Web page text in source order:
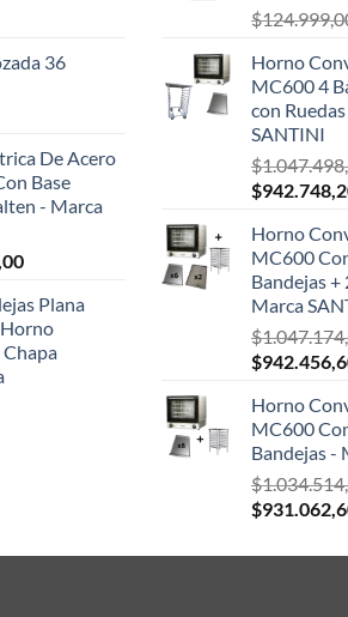
36
De Acero
Base
- Marca
Plana
$
Horno
MC600 4
con
SANTINI
$
El
original
era:
$
Horno
MC600
Bandejas +
Marca
$
El
original
era:
$
Horno
MC600
Bandejas -
$
El
original
$